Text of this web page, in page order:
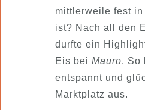
mittlerweile fest in
ist? Nach all den
durfte ein
Eis bei Mauro. So
entspannt und
Marktplatz aus.